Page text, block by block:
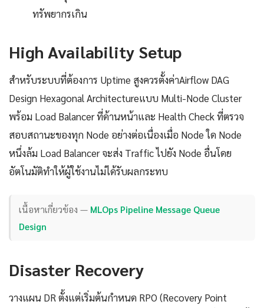
ทรัพยากรเกิน
High Availability Setup
สำหรับระบบที่ต้องการ Uptime สูงควรตั้งค่าAirflow DAG
Design Hexagonal Architectureแบบ Multi-Node Cluster
พร้อม Load Balancer ที่ด้านหน้าและ Health Check ที่ตรวจ
สอบสถานะของทุก Node อย่างต่อเนื่องเมื่อ Node ใด Node
หนึ่งล้ม Load Balancer จะส่ง Traffic ไปยัง Node อื่นโดย
อัตโนมัติทำให้ผู้ใช้งานไม่ได้รับผลกระทบ
เนื้อหาเกี่ยวข้อง — MLOps Pipeline Message Queue
Design
Disaster Recovery
วางแผน DR ตั้งแต่เริ่มต้นกำหนด RPO (Recovery Point